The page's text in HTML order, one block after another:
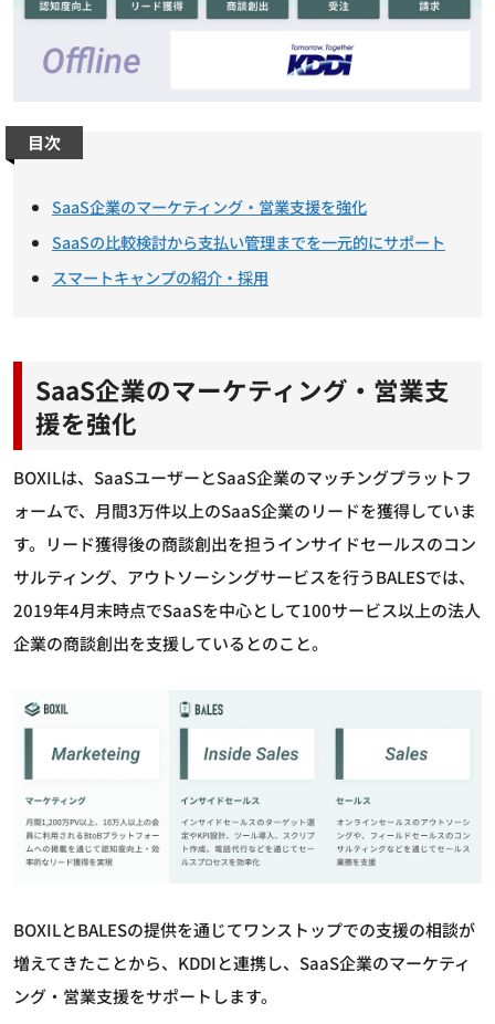
目次
SaaS企業のマーケティング・営業支援を強化
SaaSの比較検討から支払い管理までを一元的にサポート
スマートキャンプの紹介・採用
SaaS企業のマーケティング・営業支
援を強化
BOXILは、SaaSユーザーとSaaS企業のマッチングプラットフ
ォームで、月間3万件以上のSaaS企業のリードを獲得していま
す。リード獲得後の商談創出を担うインサイドセールスのコン
サルティング、アウトソーシングサービスを行うBALESでは、
2019年4月末時点でSaaSを中心として100サービス以上の法人
企業の商談創出を支援しているとのこと。
BOXILとBALESの提供を通じてワンストップでの支援の相談が
増えてきたことから、KDDIと連携し、SaaS企業のマーケティ
ング・営業支援をサポートします。